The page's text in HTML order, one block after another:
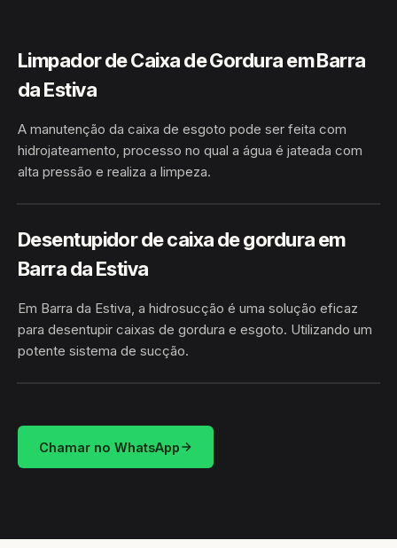
Limpador de Caixa de Gordura em Barra
da Estiva
A manutenção da caixa de esgoto pode ser feita com
hidrojateamento, processo no qual a água é jateada com
alta pressão e realiza a limpeza.
HIDROJATEAMENTO
Desentupidor de caixa de gordura em
Barra da Estiva
Em Barra da Estiva, a hidrosucção é uma solução eficaz
para desentupir caixas de gordura e esgoto. Utilizando um
potente sistema de sucção.
HIDROSUCÇÃO
Chamar no WhatsApp